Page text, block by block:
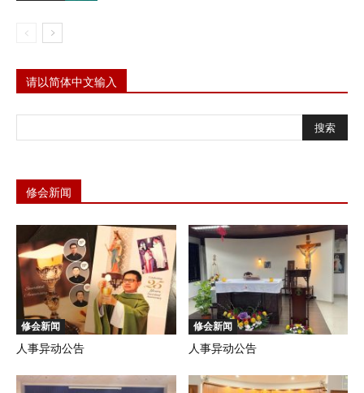
请以简体中文输入
修会新闻
修会新闻
人事异动公告
修会新闻
人事异动公告